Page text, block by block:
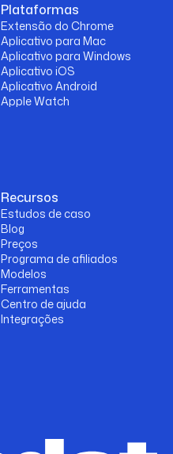
Plataformas
Extensão do Chrome
Aplicativo para Mac
Aplicativo para Windows
Aplicativo iOS
Aplicativo Android
Apple Watch
Recursos
Estudos de caso
Blog
Preços
Programa de afiliados
Modelos
Ferramentas
Centro de ajuda
Integrações